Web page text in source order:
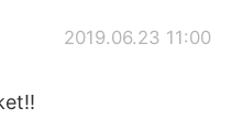
2019.06.23 11:00